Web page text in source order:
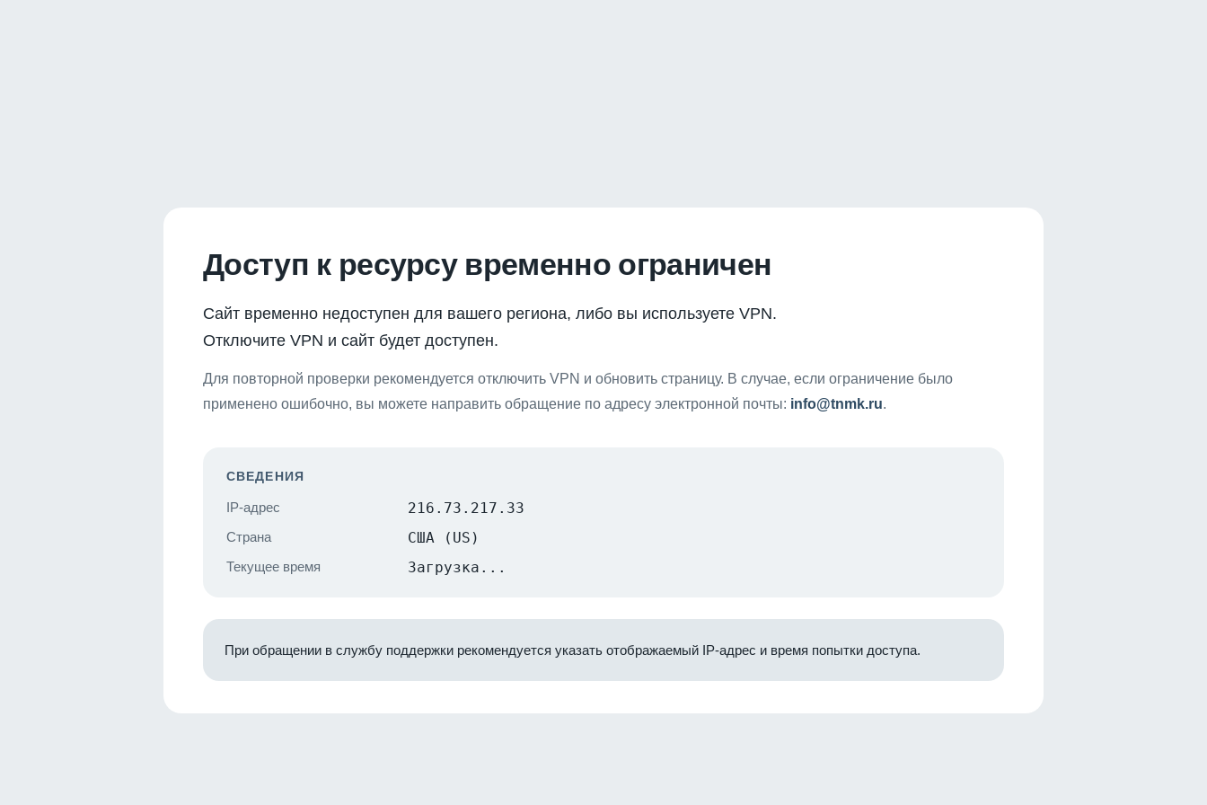
Доступ к ресурсу временно ограничен
Сайт временно недоступен для вашего региона, либо вы используете VPN.
Отключите VPN и сайт будет доступен.
Для повторной проверки рекомендуется отключить VPN и обновить страницу. В случае, если ограничение было
применено ошибочно, вы можете направить обращение по адресу электронной почты: info@tnmk.ru.
СВЕДЕНИЯ
IP-адрес 216.73.217.33
Страна США (US)
Текущее время Загрузка...
При обращении в службу поддержки рекомендуется указать отображаемый IP-адрес и время попытки доступа.